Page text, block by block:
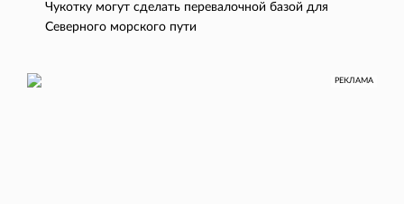
Чукотку могут сделать перевалочной базой для
Северного морского пути
РЕКЛАМА